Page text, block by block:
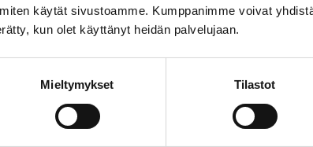
käytät sivustoamme. Kumppanimme voivat
kun olet käyttänyt heidän palvelujaan.
Mieltymykset Tilastot